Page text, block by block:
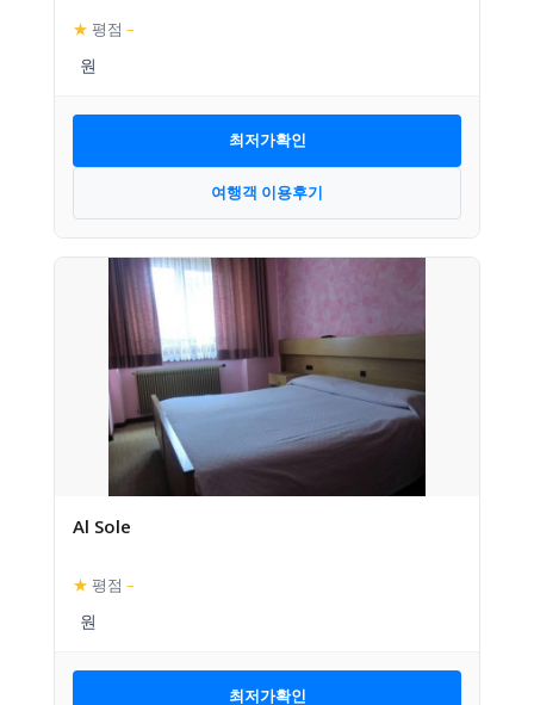
★ 평점 –
최저가확인
여행객 이용후기
Al Sole
★ 평점 –
최저가확인